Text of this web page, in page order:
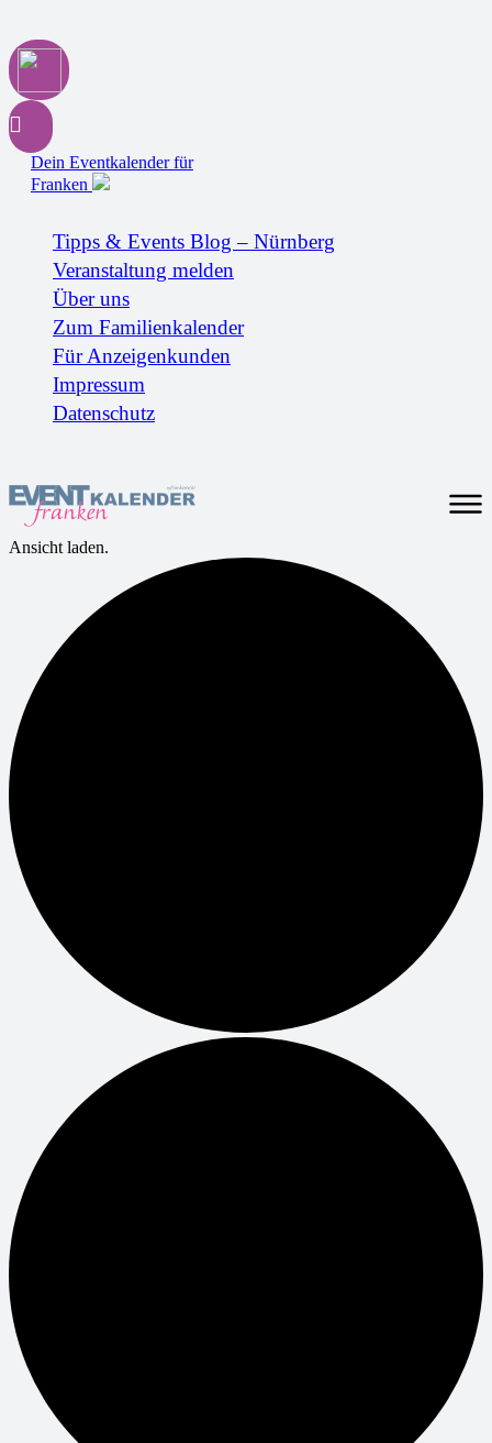
Dein Eventkalender für
Franken
Tipps & Events Blog – Nürnberg
Veranstaltung melden
Über uns
Zum Familienkalender
Für Anzeigenkunden
Impressum
Datenschutz
Ansicht laden.